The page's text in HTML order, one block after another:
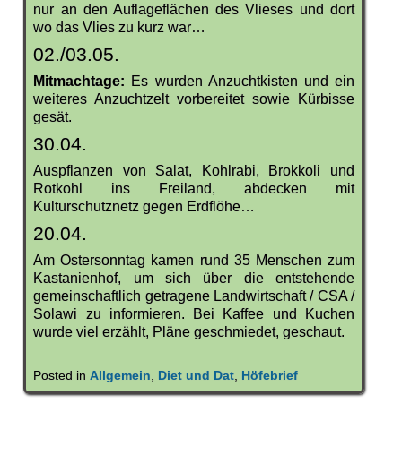
nur an den Auflageflächen des Vlieses und dort
wo das Vlies zu kurz war…
02./03.05.
Mitmachtage: Es wurden Anzuchtkisten und ein
weiteres Anzuchtzelt vorbereitet sowie Kürbisse
gesät.
30.04.
Auspflanzen von Salat, Kohlrabi, Brokkoli und
Rotkohl ins Freiland, abdecken mit
Kulturschutznetz gegen Erdflöhe…
20.04.
Am Ostersonntag kamen rund 35 Menschen zum
Kastanienhof, um sich über die entstehende
gemeinschaftlich getragene Landwirtschaft / CSA /
Solawi zu informieren. Bei Kaffee und Kuchen
wurde viel erzählt, Pläne geschmiedet, geschaut.
Posted inAllgemein Diet und Dat Höfebrief